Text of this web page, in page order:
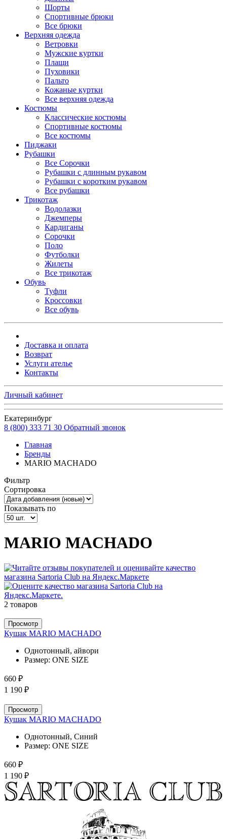
Шорты
Спортивные брюки
Все брюки
Верхняя одежда
Ветровки
Мужские куртки
Плащи
Пуховики
Пальто
Кожаные куртки
Все верхняя одежда
Костюмы
Классические костюмы
Спортивные костюмы
Все костюмы
Пиджаки
Рубашки
Все Сорочки
Рубашки с длинным рукавом
Рубашки с коротким рукавом
Все рубашки
Трикотаж
Водолазки
Джемперы
Кардиганы
Сорочки
Поло
Футболки
Жилеты
Все трикотаж
Обувь
Туфли
Кроссовки
Все обувь
Доставка и оплата
Возврат
Услуги ателье
Контакты
Личный кабинет
Екатеринбург
8 (800) 333 71 30 Обратный звонок
Главная
Бренды
MARIO MACHADO
Фильтр
Сортировка
Показывать по
MARIO MACHADO
2 товаров
Просмотр
Кушак MARIO MACHADO
Однотонный, айвори
Размер: ONE SIZE
660 ₽
1 190 ₽
Просмотр
Кушак MARIO MACHADO
Однотонный, Синий
Размер: ONE SIZE
660 ₽
1 190 ₽